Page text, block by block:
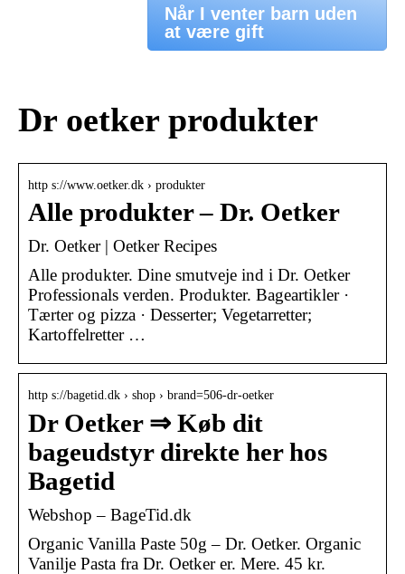
Når I venter barn uden
at være gift
Dr oetker produkter
http s://www.oetker.dk › produkter
Alle produkter – Dr. Oetker
Dr. Oetker | Oetker Recipes
Alle produkter. Dine smutveje ind i Dr. Oetker
Professionals verden. Produkter. Bageartikler ·
Tærter og pizza · Desserter; Vegetarretter;
Kartoffelretter …
http s://bagetid.dk › shop › brand=506-dr-oetker
Dr Oetker ⇒ Køb dit
bageudstyr direkte her hos
Bagetid
Webshop – BageTid.dk
Organic Vanilla Paste 50g – Dr. Oetker. Organic
Vanilje Pasta fra Dr. Oetker er. Mere. 45 kr.